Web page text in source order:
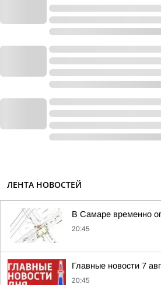
ЛЕНТА НОВОСТЕЙ
В Самаре временно
20:45
Главные новости 7
20:45